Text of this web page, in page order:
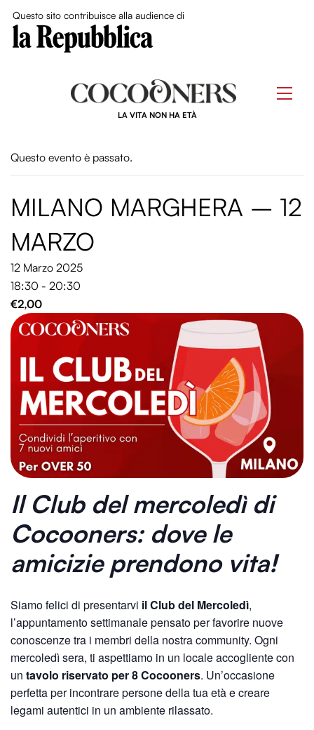
Questo sito contribuisce alla audience di
LA VITA NON HA ETÀ
Questo evento è passato.
MILANO MARGHERA – 12
MARZO
12 Marzo 2025
18:30 - 20:30
€2,00
Il Club del mercoledìdi
Cocooners: dove le
amicizie prendono vita!
Siamo felici di presentarvi il Club del Mercoledì,
l’appuntamento settimanale pensato per favorire nuove
conoscenze tra i membri della nostra community. Ogni
mercoledì sera, ti aspettiamo in un locale accogliente con
un tavolo riservato per 8 Cocooners. Un’occasione
perfetta per incontrare persone della tua età e creare
legami autentici in un ambiente rilassato.